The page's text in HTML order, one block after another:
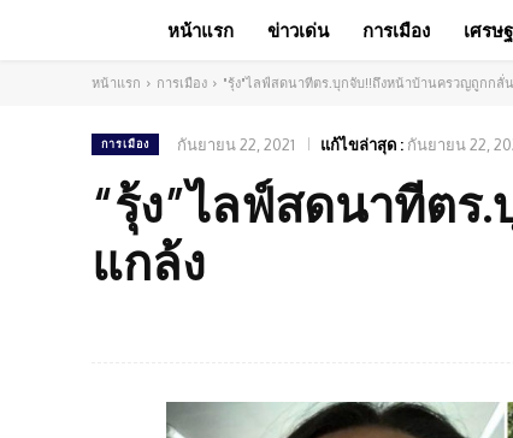
หน้าแรก ข่าวเด่น การเมือง เศรษ
หน้าแรก การเมือง "รุ้ง"ไลฟ์สดนาทีตร.บุกจับ!!ถึงหน้าบ้านครวญถูกกลั่
การเมือง กันยายน 22, 2021 แก้ไขล่าสุด : กันยายน 22,
“รุ้ง”ไลฟ์สดนาทีต
แกล้ง